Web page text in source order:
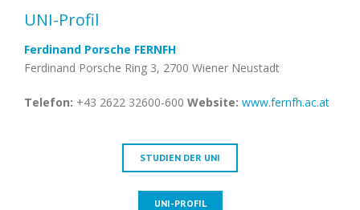
UNI-Profil
Ferdinand Porsche FERNFH
Ferdinand Porsche Ring 3, 2700 Wiener Neustadt
Telefon: +43 2622 32600-600 Website: www.fernfh.ac.at
STUDIEN DER UNI
UNI-PROFIL